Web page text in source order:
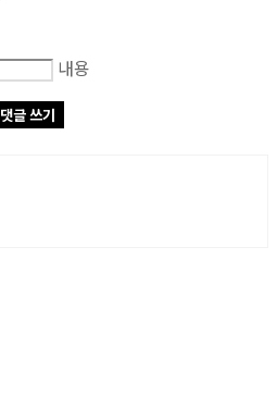
내용
댓글 쓰기